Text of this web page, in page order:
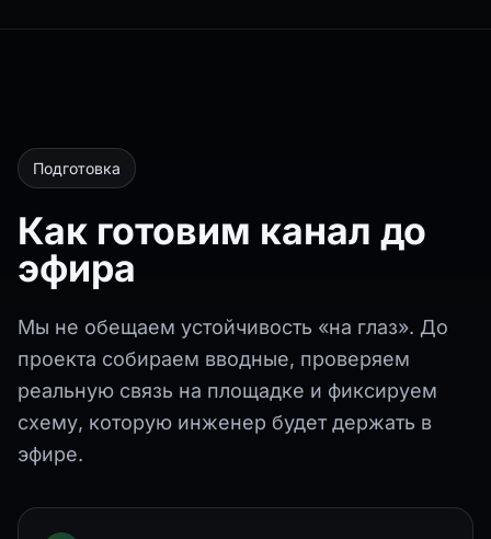
Подготовка
Как готовим канал до
эфира
Мы не обещаем устойчивость «на глаз». До
проекта собираем вводные, проверяем
реальную связь на площадке и фиксируем
схему, которую инженер будет держать в
эфире.